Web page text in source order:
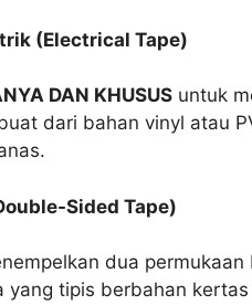
(Electrical Tape)
DAN KHUSUS untuk
dari bahan vinyl atau
Sided Tape)
dua
yang tipis berbahan